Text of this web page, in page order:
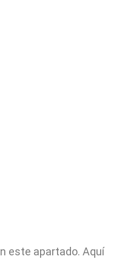
este apartado. Aquí